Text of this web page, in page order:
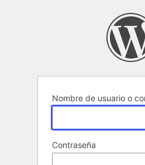
Nombre de usuario o
Contraseña